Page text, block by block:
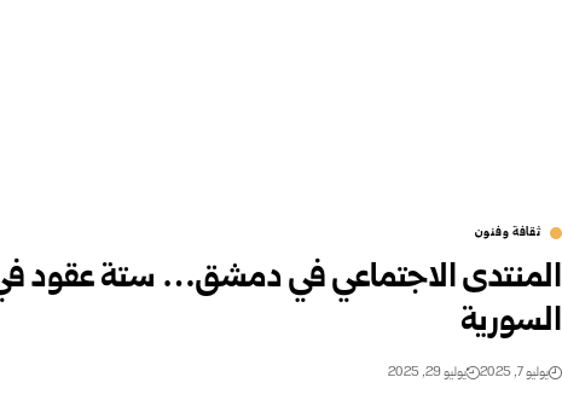
ثقافة وفنون
المنتدى الاجتماعي في دمشق… ستة عقود
السورية
يوليو 7, 2025 يوليو 29, 2025